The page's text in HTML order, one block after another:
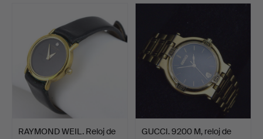
RAYMOND WEIL. Reloj de
GUCCI. 9200 M, reloj de